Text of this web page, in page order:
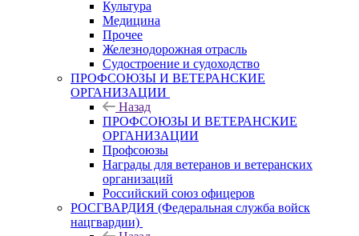
Культура
Медицина
Прочее
Железнодорожная отрасль
Судостроение и судоходство
ПРОФСОЮЗЫ И ВЕТЕРАНСКИЕ
ОРГАНИЗАЦИИ
Назад
ПРОФСОЮЗЫ И ВЕТЕРАНСКИЕ
ОРГАНИЗАЦИИ
Профсоюзы
Награды для ветеранов и ветеранских
организаций
Российский союз офицеров
РОСГВАРДИЯ (Федеральная служба войск
нацгвардии)